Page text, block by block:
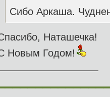
Сибо Аркаша.
Наташечка!
Новым Годом!